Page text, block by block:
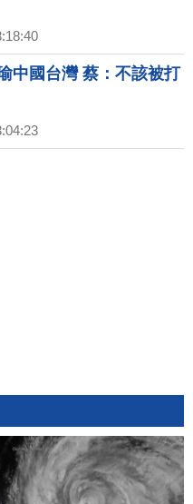
中國台灣 蔡：不該被打